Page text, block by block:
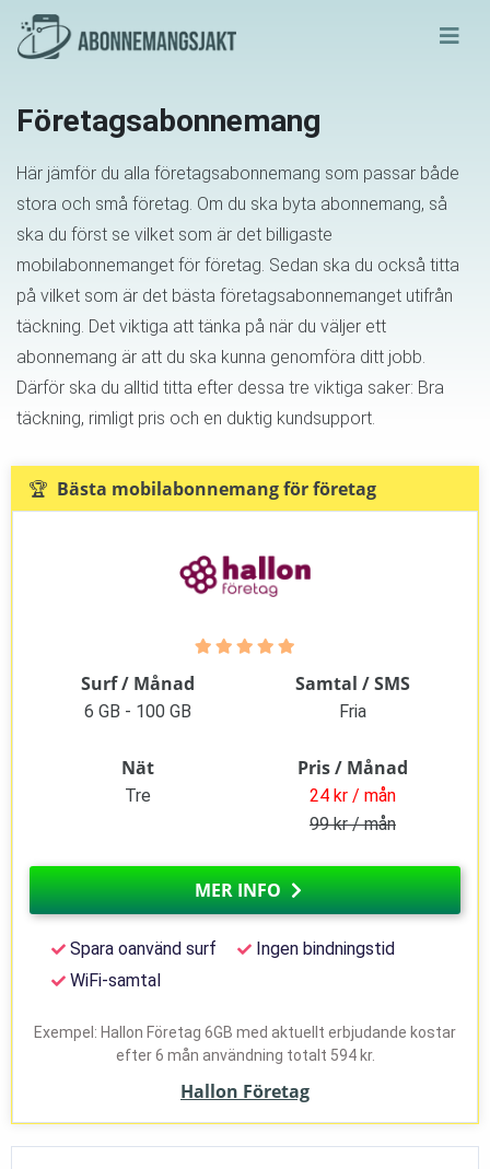
Företagsabonnemang
Här jämför du alla företagsabonnemang som passar både
stora och små företag. Om du ska byta abonnemang, så
ska du först se vilket som är det billigaste
mobilabonnemanget för företag. Sedan ska du också titta
på vilket som är det bästa företagsabonnemanget utifrån
täckning. Det viktiga att tänka på när du väljer ett
abonnemang är att du ska kunna genomföra ditt jobb.
Därför ska du alltid titta efter dessa tre viktiga saker: Bra
täckning, rimligt pris och en duktig kundsupport.
🏆 Bästa mobilabonnemang för företag
Surf / Månad
6 GB - 100 GB
Samtal / SMS
Fria
Nät
Tre
Pris / Månad
24 kr / mån
99 kr / mån
MER INFO
Spara oanvänd surf
Ingen bindningstid
WiFi-samtal
Exempel: Hallon Företag 6GB med aktuellt erbjudande kostar
efter 6 mån användning totalt 594 kr.
Hallon Företag